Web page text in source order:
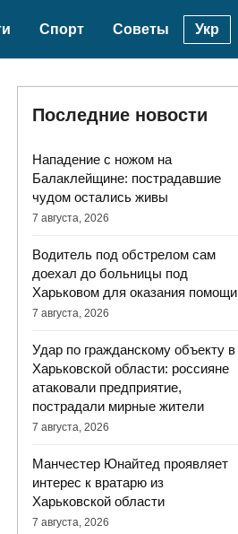
Спорт Советы Укр
Последние новости
Нападение с ножом на
Балаклейщине: пострадавшие
чудом остались живы
7 августа, 2026
Водитель под обстрелом сам
доехал до больницы под
Харьковом для оказания помощи
7 августа, 2026
Удар по гражданскому объекту в
Харьковской области: россияне
атаковали предприятие,
пострадали мирные жители
7 августа, 2026
Манчестер Юнайтед проявляет
интерес к вратарю из
Харьковской области
7 августа, 2026